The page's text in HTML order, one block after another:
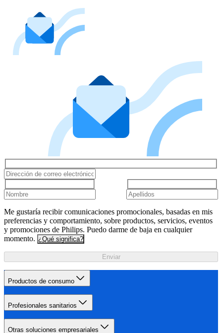
Me gustaría recibir comunicaciones promocionales, basadas en mis
preferencias y comportamiento, sobre productos, servicios, eventos
y promociones de Philips. Puedo darme de baja en cualquier
momento. ¿Qué significa?
Enviar
Productos de consumo
Profesionales sanitarios
Otras soluciones empresariales